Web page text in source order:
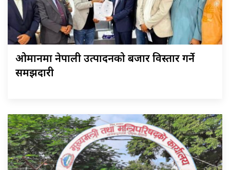
ओमानमा नेपाली उत्पादनको बजार विस्तार गर्ने
समझदारी